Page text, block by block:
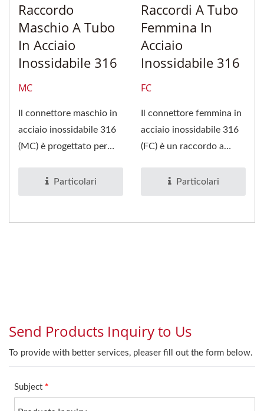
Raccordo
Maschio A Tubo
In Acciaio
Inossidabile 316
MC
Il connettore maschio in
acciaio inossidabile 316
(MC) è progettato per
Particolari
Raccordi A Tubo
Femmina In
Acciaio
Inossidabile 316
FC
Il connettore femmina in
acciaio inossidabile 316
(FC) è un raccordo a
Particolari